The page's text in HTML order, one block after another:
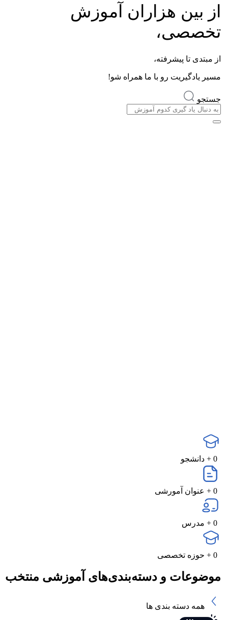
از بین هزاران آموزش
تخصصی،
از مبتدی تا پیشرفته،
مسیر یادگیریت رو با ما همراه شو!
جستجو
0 + دانشجو
0 + عنوان آمورشی
0 + مدرس
0 + حوزه تخصصی
موضوعات و دسته‌بندی‌های آموزشی منتخب
همه دسته بندی ها